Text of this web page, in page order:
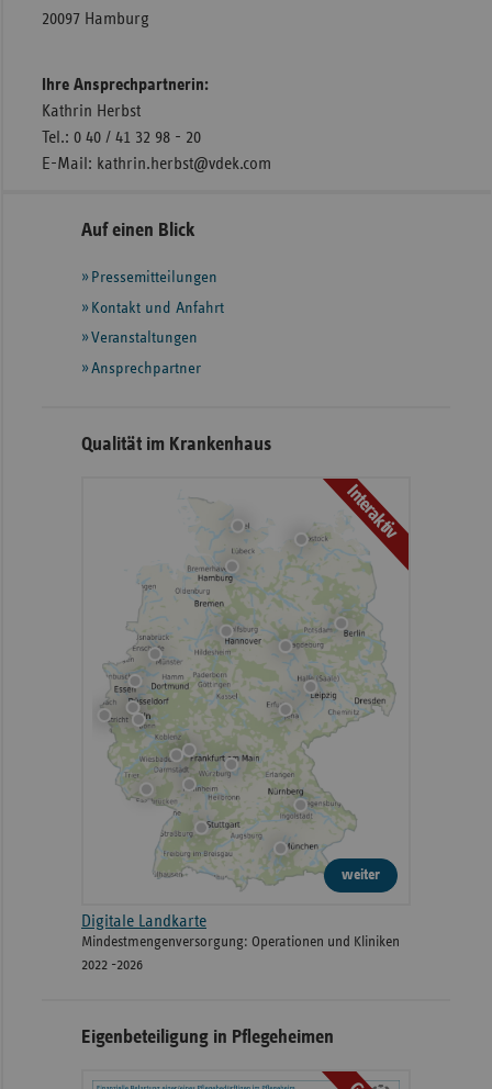
20097 Hamburg
Ihre Ansprechpartnerin:
Kathrin Herbst
Tel.: 0 40 / 41 32 98 - 20
E-Mail: kathrin.herbst@vdek.com
Seitennavigation
Seitenleiste
weiteren
Informationen
Auf einen Blick
Pressemitteilungen
Kontakt und Anfahrt
Veranstaltungen
Ansprechpartner
Qualität im Krankenhaus
Interaktiv
weiter
Digitale Landkarte
Mindestmengenversorgung: Operationen und Kliniken
2022 -2026
Eigenbeteiligung in Pflegeheimen